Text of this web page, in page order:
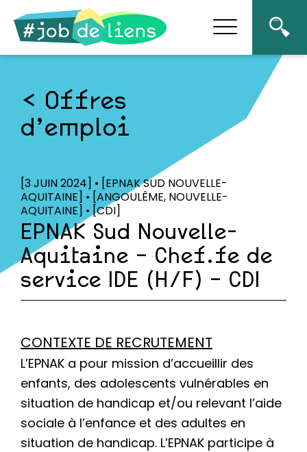
Offres
d’emploi
[3 JUIN 2024] • [EPNAK SUD NOUVELLE-
AQUITAINE] • [ANGOULÊME, NOUVELLE-
AQUITAINE] • [CDI]
EPNAK Sud Nouvelle-
Aquitaine – Chef.fe de
service IDE (H/F) – CDI
CONTEXTE DE RECRUTEMENT
L’EPNAK a pour mission d’accueillir des
enfants, des adolescents vulnérables en
situation de handicap et/ou relevant l’aide
sociale à l’enfance et des adultes en
situation de handicap. L’EPNAK participe à